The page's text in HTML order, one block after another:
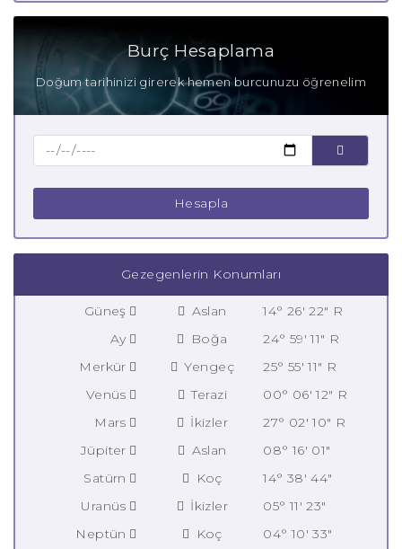
Burç Hesaplama
Doğum tarihinizi girerek hemen burcunuzu öğrenelim
Hesapla
Gezegenlerin Konumları
Güneş Aslan
14° 26' 22" R
Ay
Boğa
24° 59' 11" R
Merkür
Yengeç
25° 55' 11" R
Venüs
Terazi
00° 06' 12" R
Mars
İkizler
27° 02' 10" R
Jüpiter
Aslan
08° 16' 01"
Satürn
Koç
14° 38' 44"
Uranüs
İkizler
05° 11' 23"
Neptün
Koç
04° 10' 33"